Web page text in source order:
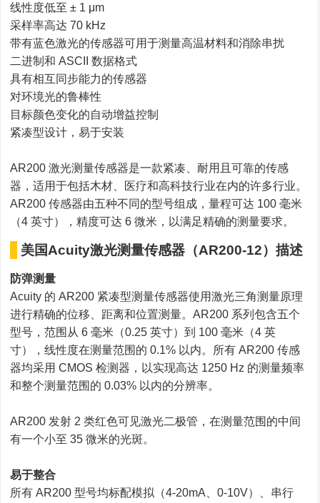
线性度低至 ± 1 μm
采样率高达 70 kHz
带有蓝色激光的传感器可用于测量高温材料和消除串扰
二进制和 ASCII 数据格式
具有相互同步能力的传感器
对环境光的鲁棒性
目标颜色变化的自动增益控制
紧凑型设计，易于安装
AR200 激光测量传感器是一款紧凑、耐用且可靠的传感
器，适用于包括木材、医疗和高科技行业在内的许多行业。
AR200 传感器由五种不同的型号组成，量程可达 100 毫米
（4 英寸），精度可达 6 微米，以满足精确的测量要求。
美国Acuity激光测量传感器（AR200-12）描述
防弹测量
Acuity 的 AR200 紧凑型测量传感器使用激光三角测量原理
进行精确的位移、距离和位置测量。AR200 系列包含五个
型号，范围从 6 毫米（0.25 英寸）到 100 毫米（4 英
寸），线性度在测量范围的 0.1% 以内。所有 AR200 传感
器均采用 CMOS 检测器，以实现高达 1250 Hz 的测量频率
和整个测量范围的 0.03% 以内的分辨率。
AR200 发射 2 类红色可见激光二极管，在测量范围的中间
有一个小至 35 微米的光斑。
易于整合
所有 AR200 型号均标配模拟（4-20mA、0-10V）、串行